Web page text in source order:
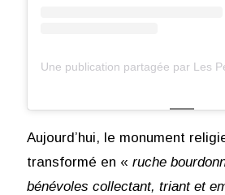
Aujourd’hui, le monument
transformé en « ruche
bénévoles collectant, triant et